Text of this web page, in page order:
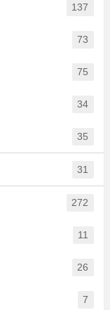
137
73
75
34
35
31
272
11
26
7